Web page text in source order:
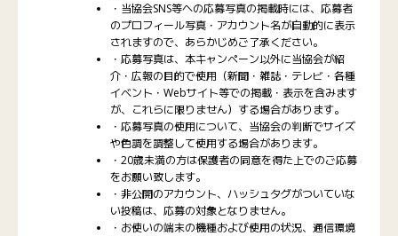
・当協会SNS等への応募写真の掲載時には、応募者
のプロフィール写真・アカウント名が自動的に表示
されますので、あらかじめご了承ください。
・応募写真は、本キャンペーン以外に当協会が紹
介・広報の目的で使用（新聞・雑誌・テレビ・各種
イベント・Webサイト等での掲載・表示を含みます
が、これらに限りません）する場合があります。
・応募写真の使用について、当協会の判断でサイズ
や色調を調整して使用する場合があります。
・20歳未満の方は保護者の同意を得た上でのご応募
をお願い致します。
・非公開のアカウント、ハッシュタグがついていな
い投稿は、応募の対象となりません。
・お使いの端末の機種および使用の状況、通信環境